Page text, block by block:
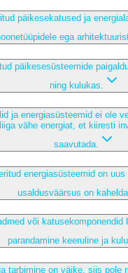
päikesekatused ja
ega
päikesesüsteemide
ning kulukas.
ja energiasüsteemid ei ole
vähe energiat, et kiiresti
saavutada.
energiasüsteemid on
usaldusväärsus on
või katusekomponendid
parandamine keeruline ja
tarbimine on väike, siis pole